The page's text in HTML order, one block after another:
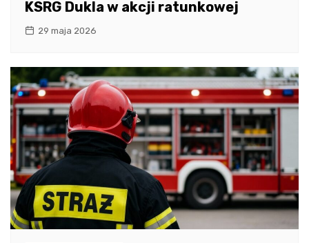
KSRG Dukla w akcji ratunkowej
29 maja 2026